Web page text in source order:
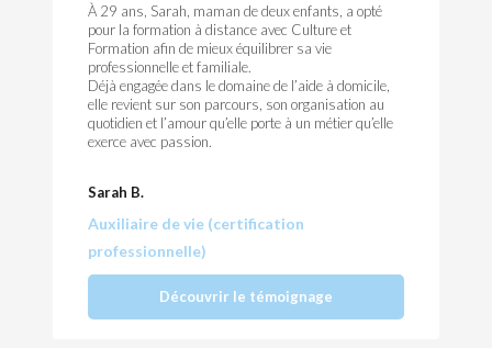
À 29 ans, Sarah, maman de deux enfants, a opté
pour la formation à distance avec Culture et
Formation afin de mieux équilibrer sa vie
professionnelle et familiale.
Déjà engagée dans le domaine de l’aide à domicile,
elle revient sur son parcours, son organisation au
quotidien et l’amour qu’elle porte à un métier qu’elle
exerce avec passion.
Sarah B.
Auxiliaire de vie (certification
professionnelle)
Découvrir le témoignage